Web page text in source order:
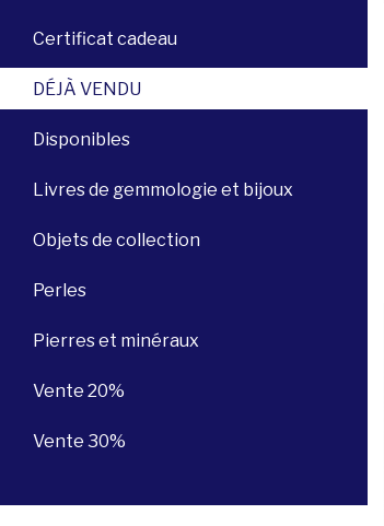
Certificat cadeau
DÉJÀ VENDU
Disponibles
Livres de gemmologie et bijoux
Objets de collection
Perles
Pierres et minéraux
Vente 20%
Vente 30%